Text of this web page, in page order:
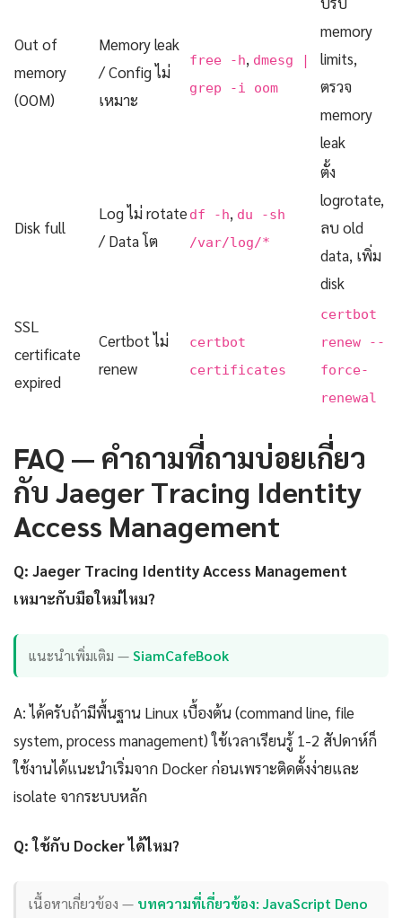
Out of
memory
(OOM)
Memory leak
/ Config ไม่
เหมาะ
free -h, dmesg |
grep -i oom
memory
limits,
ตรวจ
memory
leak
Disk full
Log ไม่ rotate
/ Data โต
df -h, du -sh
/var/log/*
ตั้ง
logrotate,
ลบ old
data, เพิ่ม
disk
SSL
certificate
expired
Certbot ไม่
renew
certbot
certificates
certbot
renew --
force-
renewal
FAQ — คำถามที่ถามบ่อยเกี่ยว
กับ Jaeger Tracing Identity
Access Management
Q: Jaeger Tracing Identity Access Management
เหมาะกับมือใหม่ไหม?
แนะนำเพิ่มเติม —SiamCafeBook
A: ได้ครับถ้ามีพื้นฐาน Linux เบื้องต้น (command line, file
system, process management) ใช้เวลาเรียนรู้ 1-2 สัปดาห์ก็
ใช้งานได้แนะนำเริ่มจาก Docker ก่อนเพราะติดตั้งง่ายและ
isolate จากระบบหลัก
Q: ใช้กับ Docker ได้ไหม?
เนื้อหาเกี่ยวข้อง — บทความที่เกี่ยวข้อง: JavaScript Deno